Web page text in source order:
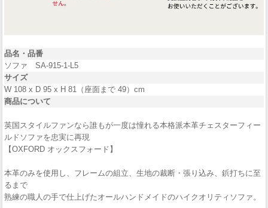
品名・品番
ソファ SA-915-1-L5
サイズ
W 108 x D 95 x H 81（座面まで 49）cm
商品について
英国スタイルファンなら誰もが一度は憧れる本格派本革チェスターフィー
ルドソファを忠実に再現
【OXFORD オックスフォード】
本革のみを使用し、フレームの組立、生地の裁断・張り込み、鋲打ちに至
るまで
熟練の職人の手で仕上げたオールハンドメイドのハイクオリティソファ。